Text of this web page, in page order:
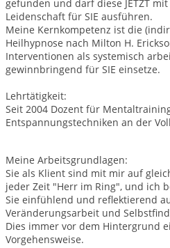
gefunden und darf diese JETZT
Leidenschaft für SIE ausführen.
Meine Kernkompetenz ist die
Heilhypnose nach Milton H.
Interventionen als systemisch
gewinnbringend für SIE einsetze.
Lehrtätigkeit:
Seit 2004 Dozent für
Entspannungstechniken an der
Meine Arbeitsgrundlagen:
Sie als Klient sind mit mir auf
jeder Zeit "Herr im Ring", und ich
Sie einfühlend und reflektierend
Veränderungsarbeit und
Dies immer vor dem Hintergrund
Vorgehensweise.